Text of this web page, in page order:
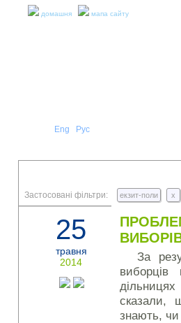
домашня мапа сайту
Eng Рус
Застосовані фільтри: екзит-поли x
25
травня
2014
За
сказали,
знають,